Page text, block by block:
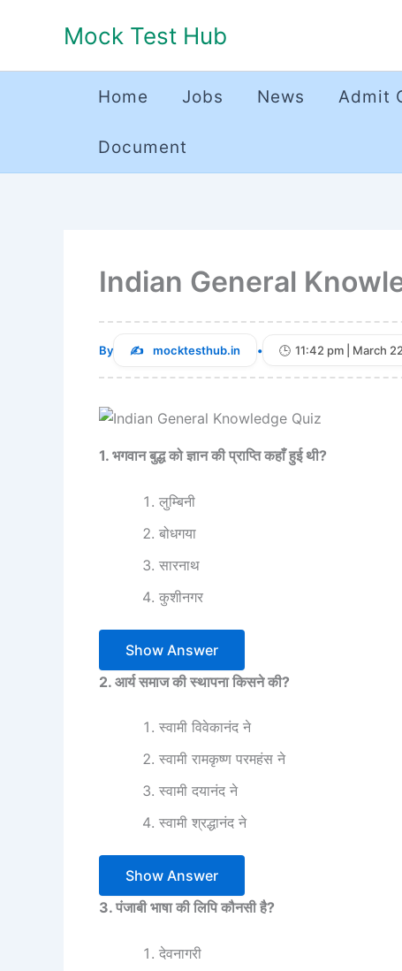
Mock Test Hub
Home Jobs News Admit
Document
Indian General
By mocktesthub.in • 11:42 pm | March
1. भगवान बुद्ध को ज्ञान की प्राप्ति कहाँ हुई थी?
लुम्बिनी
बोधगया
सारनाथ
कुशीनगर
Show Answer
2. आर्य समाज की स्थापना किसने की?
स्वामी विवेकानंद ने
स्वामी रामकृष्ण परमहंस ने
स्वामी दयानंद ने
स्वामी श्रद्धानंद ने
Show Answer
3. पंजाबी भाषा की लिपि कौनसी है?
देवनागरी